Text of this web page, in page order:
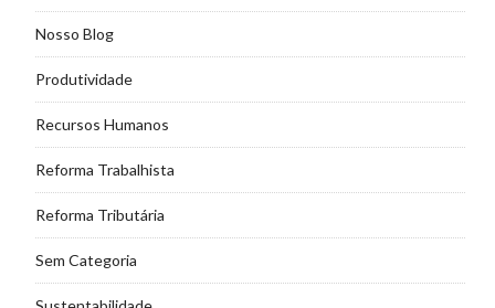
Nosso Blog
Produtividade
Recursos Humanos
Reforma Trabalhista
Reforma Tributária
Sem Categoria